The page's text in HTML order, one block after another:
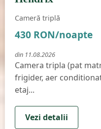
Cameră triplă
430 RON/noapte
din 11.08.2026
Camera tripla (pat
frigider, aer
etaj...
Vezi detalii